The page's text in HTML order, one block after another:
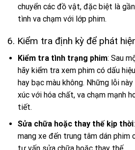
chuyển các đồ vật, đặc biệt là
tình va chạm với lớp phim.
6. Kiểm tra định kỳ để phát
Kiểm tra tình trạng phim: Sau
hãy kiểm tra xem phim có dấu
hay bạc màu không. Những lỗi
xúc với hóa chất, va chạm mạnh
tiết.
Sửa chữa hoặc thay thế kịp thời
mang xe đến trung tâm dán phim